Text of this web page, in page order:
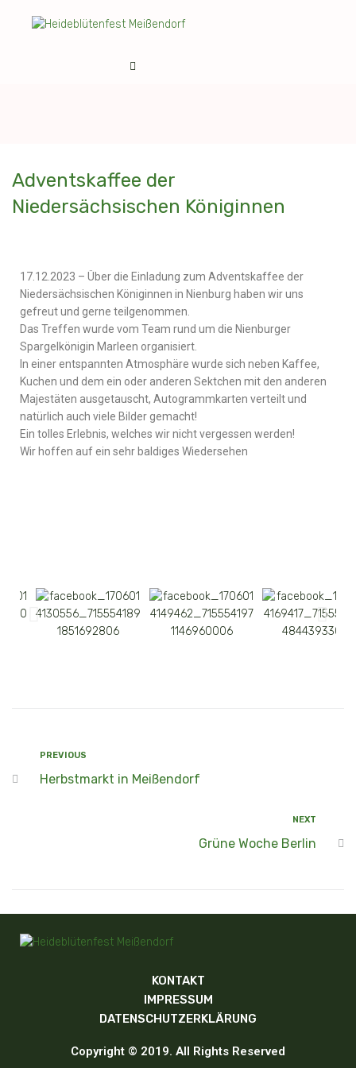
Adventskaffee der
Niedersächsischen Königinnen
17.12.2023 – Über die Einladung zum Adventskaffee der
Niedersächsischen Königinnen in Nienburg haben wir uns
gefreut und gerne teilgenommen.
Das Treffen wurde vom Team rund um die Nienburger
Spargelkönigin Marleen organisiert.
In einer entspannten Atmosphäre wurde sich neben Kaffee,
Kuchen und dem ein oder anderen Sektchen mit den anderen
Majestäten ausgetauscht, Autogrammkarten verteilt und
natürlich auch viele Bilder gemacht!
Ein tolles Erlebnis, welches wir nicht vergessen werden!
Wir hoffen auf ein sehr baldiges Wiedersehen
PREVIOUS
Herbstmarkt in Meißendorf
NEXT
Grüne Woche Berlin
KONTAKT
IMPRESSUM
DATENSCHUTZERKLÄRUNG
Copyright © 2019. All Rights Reserved